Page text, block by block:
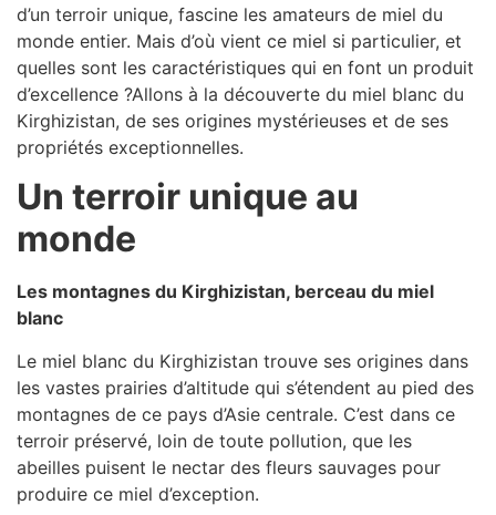
d’un terroir unique, fascine les amateurs de miel du
monde entier. Mais d’où vient ce miel si particulier, et
quelles sont les caractéristiques qui en font un produit
d’excellence ?Allons à la découverte du miel blanc du
Kirghizistan, de ses origines mystérieuses et de ses
propriétés exceptionnelles.
Un terroir unique au
monde
Les montagnes du Kirghizistan, berceau du miel
blanc
Le miel blanc du Kirghizistan trouve ses origines dans
les vastes prairies d’altitude qui s’étendent au pied des
montagnes de ce pays d’Asie centrale. C’est dans ce
terroir préservé, loin de toute pollution, que les
abeilles puisent le nectar des fleurs sauvages pour
produire ce miel d’exception.